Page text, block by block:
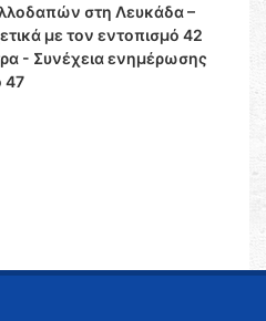
στη Λευκάδα –
με τον εντοπισμό 42
- Συνέχεια ενημέρωσης
47